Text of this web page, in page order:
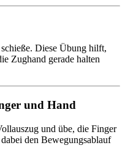
Diese Übung hilft,
Zughand gerade halten
und Hand
und übe, die Finger
den Bewegungsablauf